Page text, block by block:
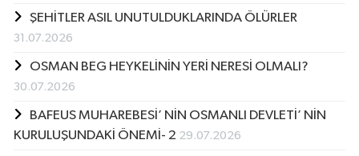
ŞEHİTLER ASIL UNUTULDUKLARINDA ÖLÜRLER
31.07.2026
OSMAN BEG HEYKELİNİN YERİ NERESİ OLMALI?
30.07.2026
BAFEUS MUHAREBESİ’ NİN OSMANLI DEVLETİ’ NİN
KURULUŞUNDAKİ ÖNEMİ- 2 29.07.2026